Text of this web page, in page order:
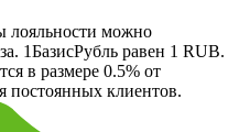
лояльности можно
1БазисРубль равен 1 RUB.
в размере 0.5% от
клиентов.